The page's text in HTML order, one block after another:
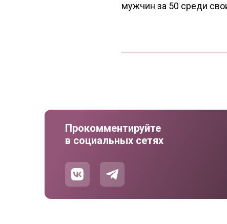
мужчин за 50 среди
Прокомментируйте
в социальных сетях